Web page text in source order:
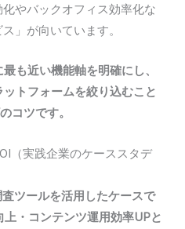
やバックオフィス効率化な
」が向いています。
も近い機能軸を明確にし、
トフォームを絞り込むこと
コツです。
（実践企業のケーススタデ
ツールを活用したケースで
・コンテンツ運用効率UPと